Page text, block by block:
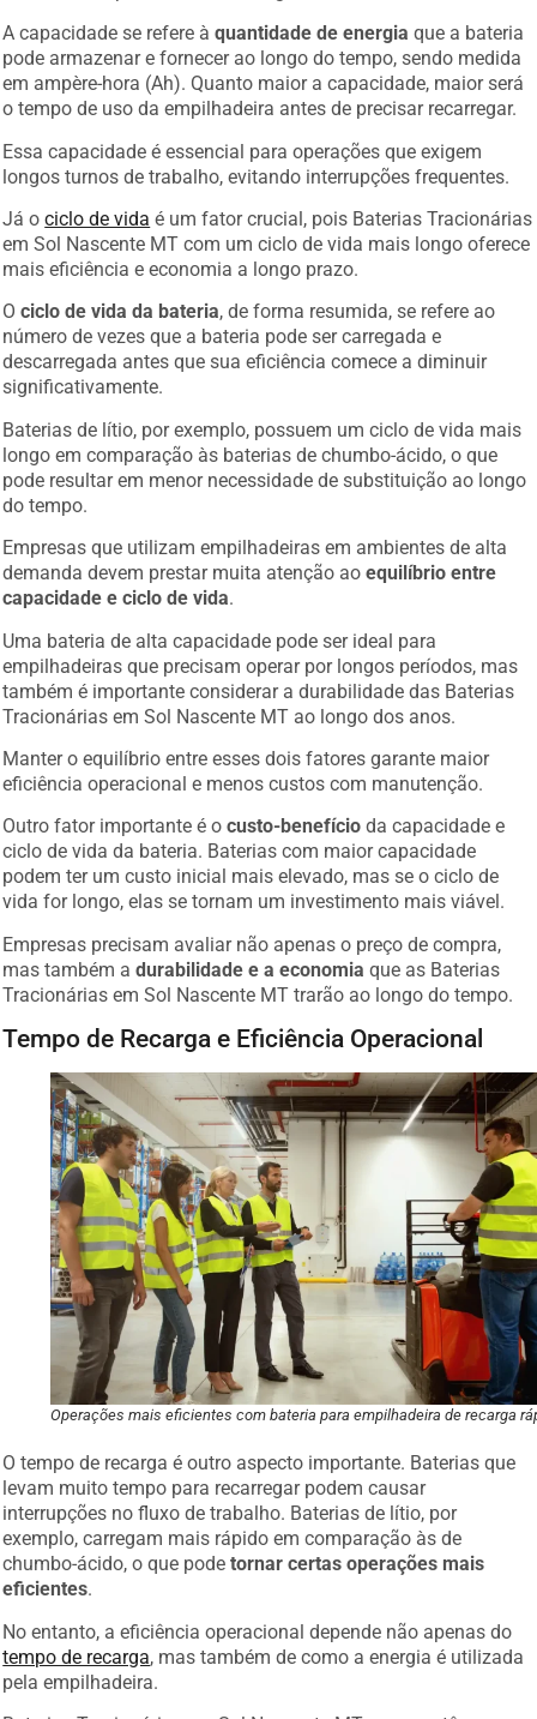
A capacidade se refere àquantidade de energia que a bateria
pode armazenar e fornecer ao longo do tempo, sendo medida
em ampère-hora (Ah). Quanto maior a capacidade, maior será
o tempo de uso da empilhadeira antes de precisar recarregar.
Essa capacidade é essencial para operações que exigem
longos turnos de trabalho, evitando interrupções frequentes.
Já ociclo de vida é um fator crucial, pois Baterias Tracionárias
em Sol Nascente MT com um ciclo de vida mais longo oferece
mais eficiência e economia a longo prazo.
Ociclo de vida da bateria , de forma resumida, se refere ao
número de vezes que a bateria pode ser carregada e
descarregada antes que sua eficiência comece a diminuir
significativamente.
Baterias de lítio, por exemplo, possuem um ciclo de vida mais
longo em comparação às baterias de chumbo-ácido, o que
pode resultar em menor necessidade de substituição ao longo
do tempo.
Empresas que utilizam empilhadeiras em ambientes de alta
demanda devem prestar muita atenção aoequilíbrio entre
capacidade e ciclo de vida
Uma bateria de alta capacidade pode ser ideal para
empilhadeiras que precisam operar por longos períodos, mas
também é importante considerar a durabilidade das Baterias
Tracionárias em Sol Nascente MT ao longo dos anos.
Manter o equilíbrio entre esses dois fatores garante maior
eficiência operacional e menos custos com manutenção.
Outro fator importante é ocusto-benefício da capacidade e
ciclo de vida da bateria. Baterias com maior capacidade
podem ter um custo inicial mais elevado, mas se o ciclo de
vida for longo, elas se tornam um investimento mais viável.
Empresas precisam avaliar não apenas o preço de compra,
mas também adurabilidade e a economia que as Baterias
Tracionárias em Sol Nascente MT trarão ao longo do tempo.
Tempo de Recarga e Eficiência Operacional
Operações mais eficientes com bateria para empilhadeira de recarga
O tempo de recarga é outro aspecto importante. Baterias que
levam muito tempo para recarregar podem causar
interrupções no fluxo de trabalho. Baterias de lítio, por
exemplo, carregam mais rápido em comparação às de
chumbo-ácido, o que podetornar certas operações mais
eficientes
No entanto, a eficiência operacional depende não apenas do
tempo de recarga , mas também de como a energia é utilizada
pela empilhadeira.